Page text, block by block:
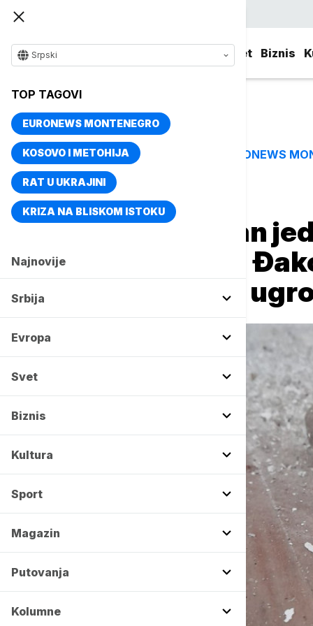
Svet Biznis
Srpski
TOP TAGOVI
EURONEWS MONTENEGRO
KOSOVO I METOHIJA
RAT U UKRAJINI
KRIZA NA BLISKOM ISTOKU
Najnovije
Srbija
Evropa
Svet
Biznis
Kultura
Sport
Magazin
Putovanja
Kolumne
TOP TAGOVI EURONEWS
Naslovna Srbija
Kamenovan stan
Dragice Gašić u
obećala pomoć